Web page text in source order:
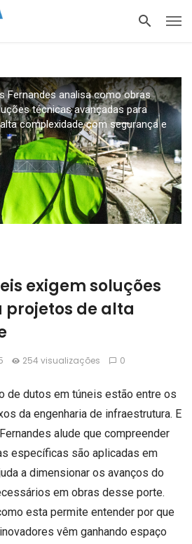
Fernandes analisa como obras
técnicas avançadas para
complexidade com segurança e
exigem soluções
de alta
254 visualizações 0
de dutos em túneis estão entre os
da engenharia de infraestrutura. E
alude que compreender
específicas são aplicadas em
a dimensionar os avanços do
em obras desse porte.
esta permite entender por que
vêm ganhando espaço